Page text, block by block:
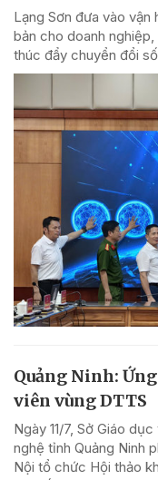
Lạng Sơn đưa vào vận
bản cho doanh
thúc đẩy chuyển đổi
Quảng Ninh:
viên vùng DTTS
Ngày 11/7, Sở Giáo
nghệ tỉnh Quảng Ninh
Nội tổ chức Hội thảo